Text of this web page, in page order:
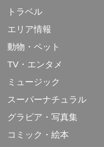
トラベル
エリア情報
動物・ペット
TV・エンタメ
ミュージック
スーパーナチュラル
グラビア・写真集
コミック・絵本